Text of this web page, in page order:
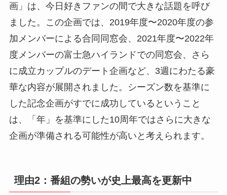
画」は、今日好きファンの間で大きな話題を呼び
ました。この企画では、2019年度〜2020年度の参
加メンバーによる合同同窓会、2021年度〜2022年
度メンバーの富士急ハイランドでの同窓会、さら
に成立カップルのデート企画など、3週にわたる豪
華な内容が展開されました。シーズン数を基準に
した記念企画がすでに成功しているということ
は、「年」を基準にした10周年ではさらに大きな
企画が準備される可能性が高いと考えられます。
理由2：番組の勢いが史上最高を更新中